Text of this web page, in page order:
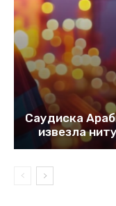
Саудиска
извезла